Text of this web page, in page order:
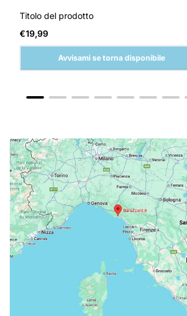
Titolo del prodotto
Prezzo
normale
€19,99
Avvisami se torna disponibile